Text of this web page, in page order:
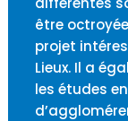
être
projet
Lieux. Il a
les études